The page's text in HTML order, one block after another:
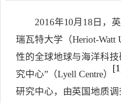
2016年10月 18 日，
瑞瓦特大学（Heriot-Watt
性的全球地球与海洋科
究中心”（Lyell Centre）
研究中心，由英国地质